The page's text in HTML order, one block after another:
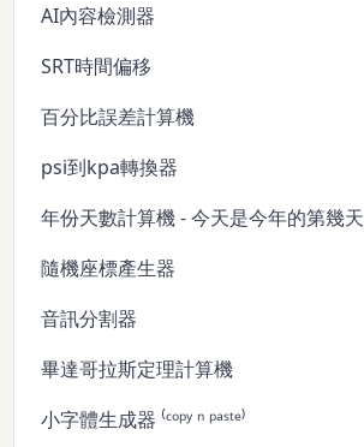
AI內容檢測器
SRT時間偏移
百分比誤差計算機
psi到kpa轉換器
年份天數計算機 - 今天是今年的第幾天
隨機座標產生器
音訊分割器
畢達哥拉斯定理計算機
小字體生成器 ⁽ᶜᵒᵖʸ ⁿ ᵖᵃˢᵗᵉ⁾